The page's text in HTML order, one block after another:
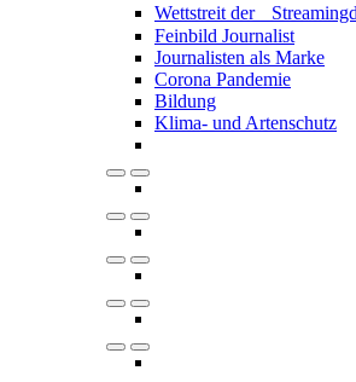
Wettstreit der
Feinbild Journalist
Journalisten als Marke
Corona Pandemie
Bildung
Klima- und Artenschutz